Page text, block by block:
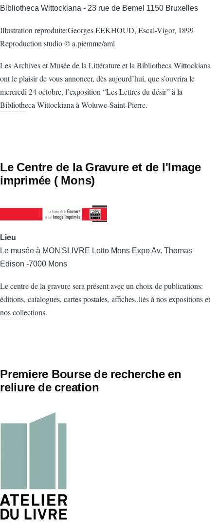
Bibliotheca Wittockiana - 23 rue de Bemel 1150 Bruxelles
Illustration reproduite:Georges EEKHOUD, Escal-Vigor, 1899
Reproduction studio © a.piemme/aml
Les Archives et Musée de la Littérature et la Bibliotheca Wittockiana
ont le plaisir de vous annoncer, dès aujourd’hui, que s’ouvrira le
mercredi 24 octobre, l’exposition “Les Lettres du désir” à la
Bibliotheca Wittockiana à Woluwe-Saint-Pierre.
Le Centre de la Gravure et de l'Image
imprimée ( Mons)
Lieu
Le musée à MON'SLIVRE Lotto Mons Expo Av. Thomas
Edison -7000 Mons
Le centre de la gravure sera présent avec un choix de publications:
éditions, catalogues, cartes postales, affiches..liés à nos expositions et
nos collections.
Premiere Bourse de recherche en
reliure de creation